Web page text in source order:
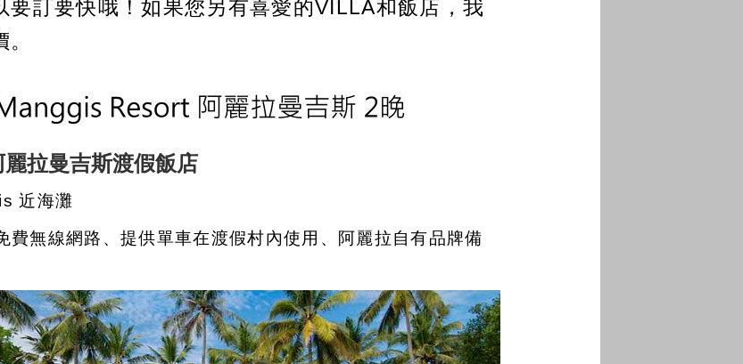
要訂要快哦！如果您另有喜愛的VILLA和飯店，我
拉曼吉斯渡假飯店
近海灘
費無線網路 、提供單車在渡假村內使用、阿麗拉自有品牌備